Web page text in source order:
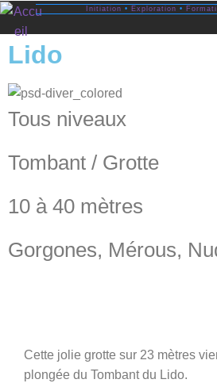
Initiation • Exploration •
Lido
Tous niveaux
Tombant / Grotte
10 à 40 mètres
Gorgones, Mérous,
Cette jolie grotte sur 23 mètres
plongée du Tombant du Lido.